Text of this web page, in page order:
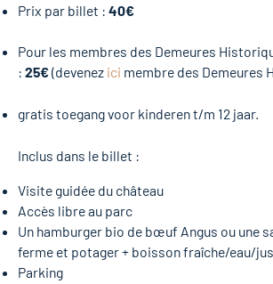
Prix par billet : 40€
Pour les membres des Demeures
: 25€(devenez ici membre des Demeures
gratis toegang voor kinderen t/m 12 jaar.
Inclus dans le billet :
Visite guidée du château
Accès libre au parc
Un hamburger bio de bœuf Angus ou une
ferme et potager + boisson fraîche/eau/
Parking